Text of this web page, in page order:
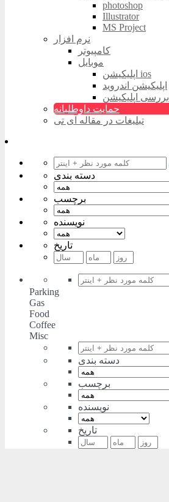
photoshop
Illustrator
MS Project
نرم افزار
کامپیوتر
موبایل
اپلیکیشن ios
اپلیکیشن اندروید
بررسی اپلیکیشن
حمایت داوطلبانه
تبلیغات در مقاله آی تی
دسته بندی
برچسب
نویسنده
تاریخ
Parking
Gas
Food
Coffee
Misc
دسته بندی
برچسب
نویسنده
تاریخ